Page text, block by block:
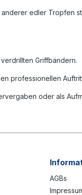
edler Tropfen
Griffbändern.
professionellen
oder als
AGBs